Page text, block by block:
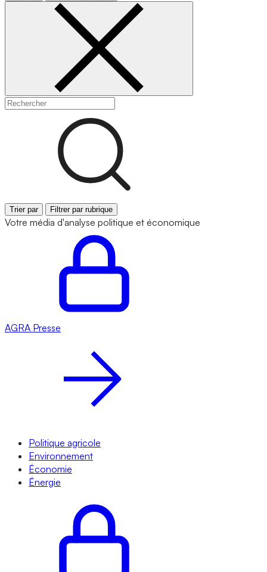
Trier par Filtrer par rubrique
Votre média d'analyse politique et économique
AGRA Presse
Politique agricole
Environnement
Économie
Énergie